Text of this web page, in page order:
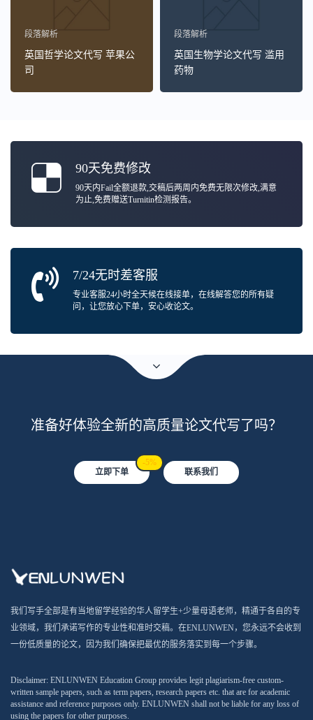
段落解析
英国哲学论文代写 苹果公
司
段落解析
英国生物学论文代写 滥用
药物
90天免费修改
90天内Fail全额退款,交稿后两周内免费无限次修改,满意
为止,免费赠送Turnitin检测报告。
7/24无时差客服
专业客服24小时全天候在线接单，在线解答您的所有疑
问，让您放心下单，安心收论文。
准备好体验全新的高质量论文代写了吗？
立即下单
-5%
联系我们
我们写手全部是有当地留学经验的华人留学生+少量母语老师，精通于各自的专
业领域，我们承诺写作的专业性和准时交稿。在ENLUNWEN，您永远不会收到
一份低质量的论文，因为我们确保把最优的服务落实到每一个步骤。
Disclaimer: ENLUNWEN Education Group provides legit plagiarism-free custom-
written sample papers, such as term papers, research papers etc. that are for academic
assistance and reference purposes only. ENLUNWEN shall not be liable for any loss of
using the papers for other purposes.